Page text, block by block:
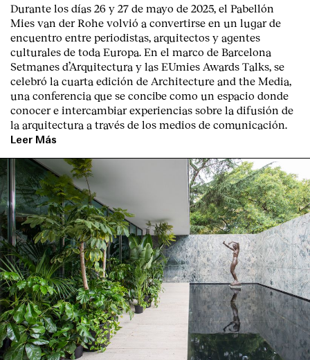
Durante los días 26 y 27 de mayo de 2025, el Pabellón
Mies van der Rohe volvió a convertirse en un lugar de
encuentro entre periodistas, arquitectos y agentes
culturales de toda Europa. En el marco de Barcelona
Setmanes d’Arquitectura y las EUmies Awards Talks, se
celebró la cuarta edición de Architecture and the Media,
una conferencia que se concibe como un espacio donde
conocer e intercambiar experiencias sobre la difusión de
la arquitectura a través de los medios de comunicación.
Leer Más